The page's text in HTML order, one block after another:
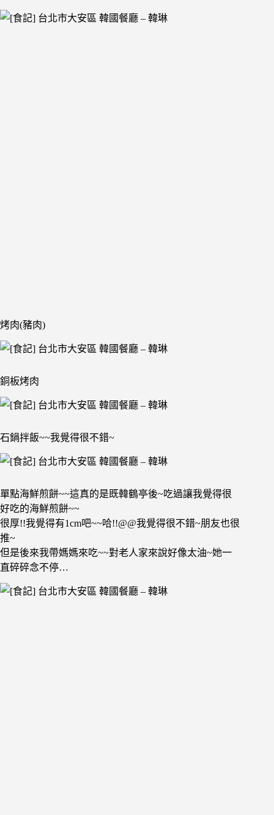
烤肉(豬肉)
銅板烤肉
石鍋拌飯~~我覺得很不錯~
單點海鮮煎餅~~這真的是既韓鶴亭後~吃過讓我覺得很
好吃的海鮮煎餅~~
很厚!!我覺得有1cm吧~~哈!!@@我覺得很不錯~朋友也很
推~
但是後來我帶媽媽來吃~~對老人家來說好像太油~她一
直碎碎念不停…